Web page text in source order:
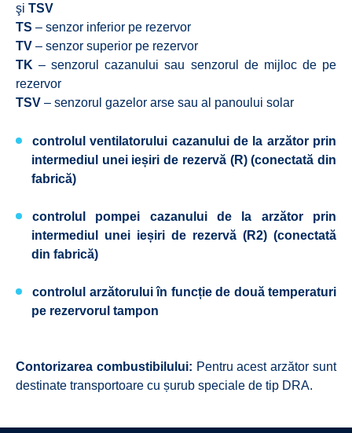
şi TSV
TS – senzor inferior pe rezervor
TV – senzor superior pe rezervor
TK – senzorul cazanului sau senzorul de mijloc de pe
rezervor
TSV – senzorul gazelor arse sau al panoului solar
controlul ventilatorului cazanului de la arzător prin
intermediul unei ieșiri de rezervă (R) (conectată din
fabrică)
controlul pompei cazanului de la arzător prin
intermediul unei ieșiri de rezervă (R2) (conectată
din fabrică)
controlul arzătorului în funcție de două temperaturi
pe rezervorul tampon
Contorizarea combustibilului: Pentru acest arzător sunt
destinate transportoare cu șurub speciale de tip DRA.